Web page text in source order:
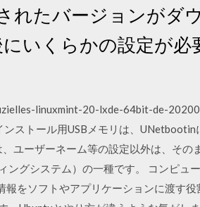
れたバージョンがダ
いくらかの設定が必
linuxmint-20-lxde-64bit-de-
ストール用USBメモリは、
ユーザーネーム等の設定以外は、その
ングシステム）の一種です。 コンピュ
をソフトやアプリケーションに渡す